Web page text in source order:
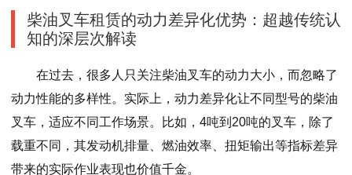
柴油叉车租赁的动力差异化优势：超越传统认
知的深层次解读
在过去，很多人只关注柴油叉车的动力大小，而忽略了
动力性能的多样性。实际上，动力差异化让不同型号的柴油
叉车，适应不同工作场景。比如，4吨到20吨的叉车，除了
载重不同，其发动机排量、燃油效率、扭矩输出等指标差异
带来的实际作业表现也价值千金。